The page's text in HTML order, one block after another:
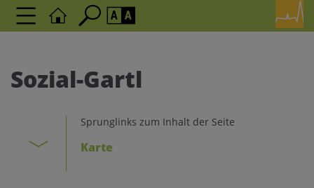
Schriftgröße
AA
Kontrasteinstellungen
Sozial-Gartl
Sprunglinks zum Inhalt der Seite
Karte